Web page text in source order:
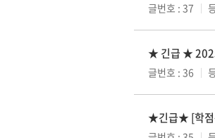
글번호 : 37
★ 긴급 ★ 2025
글번호 : 36
★긴급★ [학점